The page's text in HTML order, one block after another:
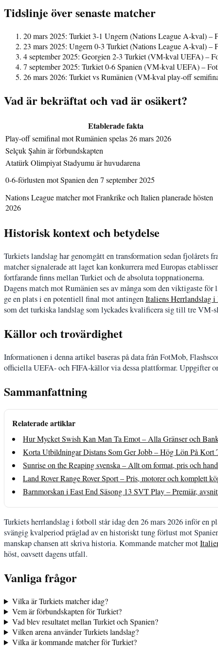
Tidslinje över senaste matcher
20 mars 2025: Turkiet 3-1 Ungern (Nations League A-kval) –
23 mars 2025: Ungern 0-3 Turkiet (Nations League A-kval) –
4 september 2025: Georgien 2-3 Turkiet (VM-kval UEFA) –
7 september 2025: Turkiet 0-6 Spanien (VM-kval UEFA) –
26 mars 2026: Turkiet vs Rumänien (VM-kval play-off
Vad är bekräftat och vad är osäkert?
Etablerade fakta
Play-off semifinal mot Rumänien spelas 26 mars 2026
Selçuk Şahin är förbundskapten
Atatürk Olimpiyat Stadyumu är huvudarena
0-6-förlusten mot Spanien den 7 september 2025
Nations League matcher mot Frankrike och Italien planerade hösten
2026
Historisk kontext och betydelse
Turkiets landslag har genomgått en transformation sedan fjolårets
matcher signalerade att laget kan konkurrera med Europas
fortfarande finns mellan Turkiet och de absoluta toppnationerna.
Dagens match mot Rumänien ses av många som den viktigaste
ge en plats i en potentiell final mot antingenItaliens Herrlandslag
som det turkiska landslag som lyckades kvalificera sig till tre VM-
Källor och trovärdighet
Informationen i denna artikel baseras på data från FotMob,
officiella UEFA- och FIFA-källor via dessa plattformar. Uppgifter
Sammanfattning
Relaterade artiklar
Hur Mycket Swish Kan Man Ta Emot – Alla Gränser och
Korta Utbildningar Distans Som Ger Jobb – Hög Lön På Kort
Sunrise on the Reaping svenska – Allt om format, pris och
Land Rover Range Rover Sport – Pris, motorer och komplett
Barnmorskan i East End Säsong 13 SVT Play – Premiär,
Turkiets herrlandslag i fotboll står idag den 26 mars 2026 inför
svängig kvalperiod präglad av en historiskt tung förlust mot
manskap chansen att skriva historia. Kommande matcher mot
höst, oavsett dagens utfall.
Vanliga frågor
Vilka är Turkiets matcher idag?
Vem är förbundskapten för Turkiet?
Vad blev resultatet mellan Turkiet och Spanien?
Vilken arena använder Turkiets landslag?
Vilka är kommande matcher för Turkiet?